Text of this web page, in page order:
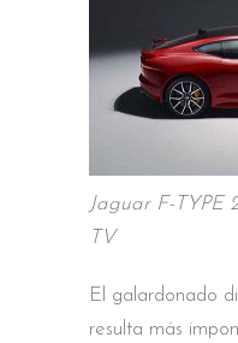
Jaguar F-TYPE
TV
El galardonado
resulta más